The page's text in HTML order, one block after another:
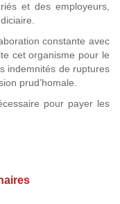
et des employeurs,
constante avec
cet organisme pour le
indemnités de ruptures
prud’homale.
pour payer les